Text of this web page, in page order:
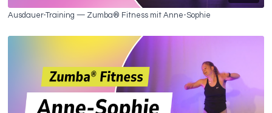
Ausdauer-Training — Zumba® Fitness mit Anne-Sophie